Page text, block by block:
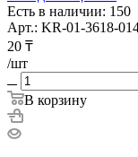
Есть в наличии: 150
Арт.: KR-01-3618-
20 ₸
/шт
В корзину